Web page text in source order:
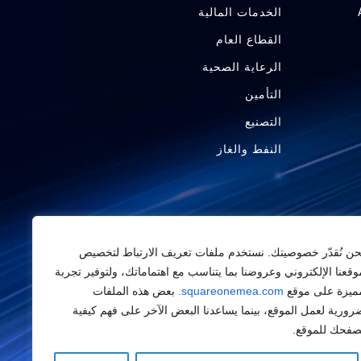
نُقدّر خصوصيتك. نستخدم ملفات تعريف الارتباط لتخصيص
الإلكتروني وعروضنا بما يتناسب مع اهتماماتك، ولتوفير تجربة
على موقع squareonemea.com. بعض هذه الملفات
لعمل الموقع، بينما يساعدنا البعض الآخر على فهم كيفية
للموقع.
الخدمات المالية
القطاع العام
الرعاية الصحية
التأمين
التصنيع
النفط والغاز